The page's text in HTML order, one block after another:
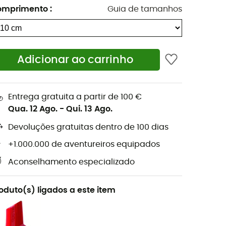
: Guia de tamanhos
Adicionar ao carrinho
Entrega gratuita a partir de 100 €
Qua. 12 Ago. - Qui. 13 Ago.
Devoluções gratuitas dentro de 100 dias
+1.000.000 de aventureiros equipados
Aconselhamento especializado
ligados a este item